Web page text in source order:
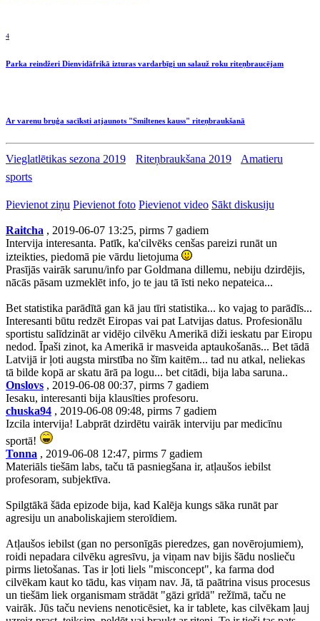
4
Parka reindžeri Dienvidāfrikā izturas vardarbīgi un salauž roku riteņbraucējam
Ar varenu bruģa sacīksti atjaunots "Smiltenes kauss" riteņbraukšanā
Vieglatlētikas sezona 2019 Riteņbraukšana 2019
Amatieru
sports
Pievienot ziņu Pievienot foto Pievienot video Sākt diskusiju
Raitcha , 2019-06-07 13:25, pirms 7 gadiem
Intervija interesanta. Patīk, ka'cilvēks cenšas pareizi runāt un
izteikties, piedomā pie vārdu lietojuma
Prasījās vairāk sarunu/info par Goldmana dillemu, nebiju dzirdējis,
nācās pāsam uzmeklēt info, jo te jau tā īsti neko nepateica...
Bet statistika parādītā gan kā jau tīri statistika... ko vajag to parādīs...
Interesanti būtu redzēt Eiropas vai pat Latvijas datus. Profesionālu
sportistu salīdzināt ar vidējo cilvēku Amerikā diži ieskatu par Eiropu
nedod. Īpaši zinot, ka Amerikā ir masveida aptaukošanās... Bet tādā
Latvijā ir ļoti augsta mirstība no šīm kaitēm... tad nu atkal, neliekas
tā bilde kopā ar skatu ārā pa logu... bet citādi, bija laba saruna..
Onslovs , 2019-06-08 00:37, pirms 7 gadiem
Iesaku, interesanti bija klausīties profesoru.
chuska94 , 2019-06-08 09:48, pirms 7 gadiem
Izcila intervija! Labprāt dzirdētu vairāk interviju par medicīnu
sportā!
Tonna , 2019-06-08 12:47, pirms 7 gadiem
Materiāls tiešām labs, taču tā pasniegšana ir, atļaušos iebilst
profesoram, subjektīva.
Spilgtākā šāda epizode bija, kad Kalēja kungs sāka runāt par
agresiju un anaboliskajiem steroīdiem.
Atļaušos iebilst (gan no personīgās pieredzes, gan novērojumiem),
roidi nepadara cilvēku agresīvu, ja viņam nav bijis šādu noslieču
pirms lietošanas. Tas ir ļoti liels "misconcept", ka farma dod
cilvēkam kaut ko tādu, kas viņam nav. Jā, tā paātrina visus procesus
un tiešām liek organismam strādāt "gāzi grīdā" režīmā, taču ne
vairāk. Jūs taču neviens nenoticēsiet, ka ir tablete, kas cilvēkam ļauj